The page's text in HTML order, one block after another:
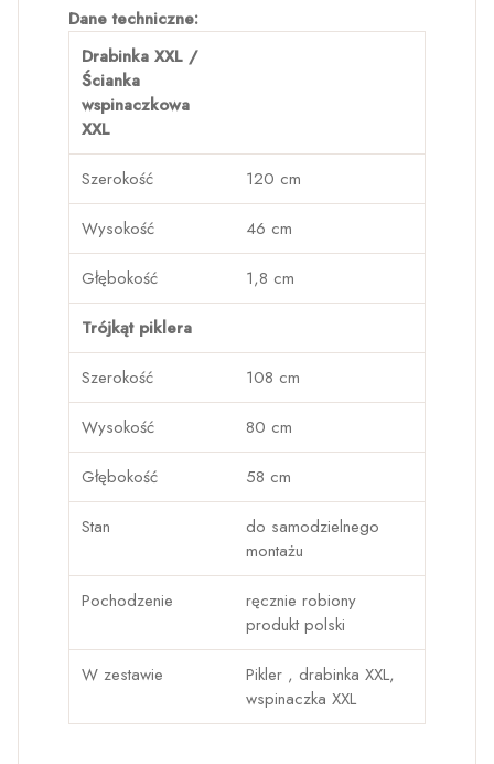
Dane techniczne:
Drabinka XXL /
Ścianka
wspinaczkowa
XXL
Szerokość 120 cm
Wysokość 46 cm
Głębokość 1,8 cm
Trójkąt piklera
Szerokość 108 cm
Wysokość 80 cm
Głębokość 58 cm
Stan
do samodzielnego
montażu
Pochodzenie
ręcznie robiony
produkt polski
W zestawie
Pikler , drabinka XXL,
wspinaczka XXL